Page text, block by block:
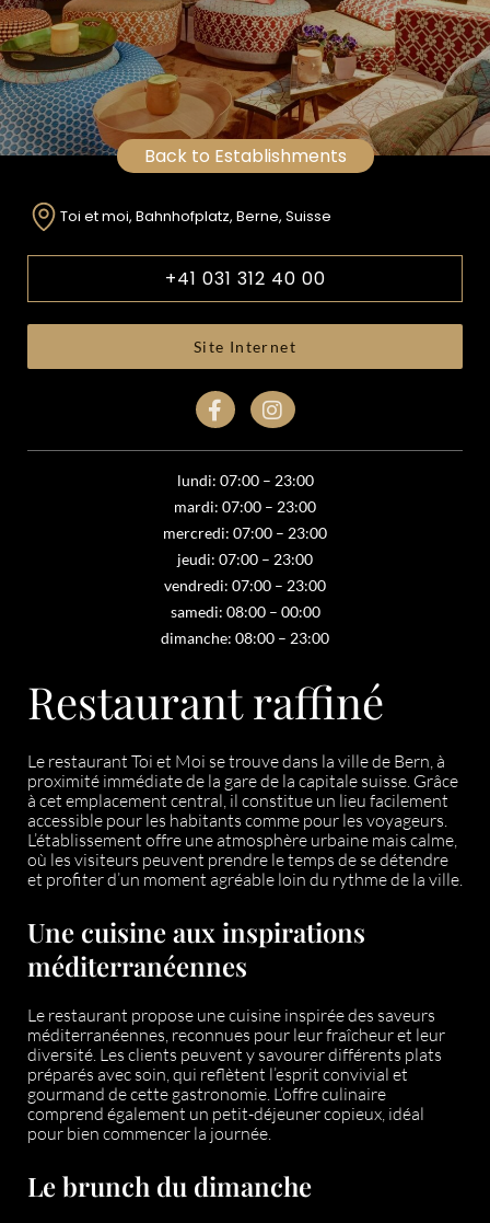
Back to Establishments
Toi et moi, Bahnhofplatz, Berne, Suisse
+41 031 312 40 00
Site Internet
lundi: 07:00 – 23:00
mardi: 07:00 – 23:00
mercredi: 07:00 – 23:00
jeudi: 07:00 – 23:00
vendredi: 07:00 – 23:00
samedi: 08:00 – 00:00
dimanche: 08:00 – 23:00
Restaurant raffiné
Le restaurant Toi et Moi se trouve dans la ville de Bern, à
proximité immédiate de la gare de la capitale suisse. Grâce
à cet emplacement central, il constitue un lieu facilement
accessible pour les habitants comme pour les voyageurs.
L’établissement offre une atmosphère urbaine mais calme,
où les visiteurs peuvent prendre le temps de se détendre
et profiter d’un moment agréable loin du rythme de la ville.
Une cuisine aux inspirations
méditerranéennes
Le restaurant propose une cuisine inspirée des saveurs
méditerranéennes, reconnues pour leur fraîcheur et leur
diversité. Les clients peuvent y savourer différents plats
préparés avec soin, qui reflètent l’esprit convivial et
gourmand de cette gastronomie. L’offre culinaire
comprend également un petit-déjeuner copieux, idéal
pour bien commencer la journée.
Le brunch du dimanche